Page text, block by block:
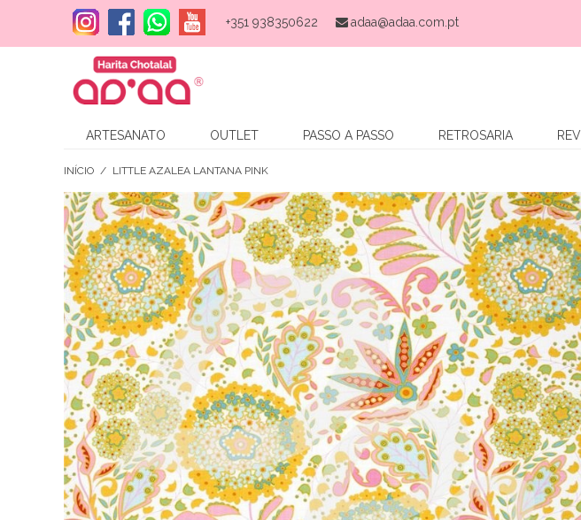
+351 938350622 adaa@adaa.com.pt
ARTESANATO OUTLET PASSO A PASSO RETROSARIA
INÍCIO / LITTLE AZALEA LANTANA PINK